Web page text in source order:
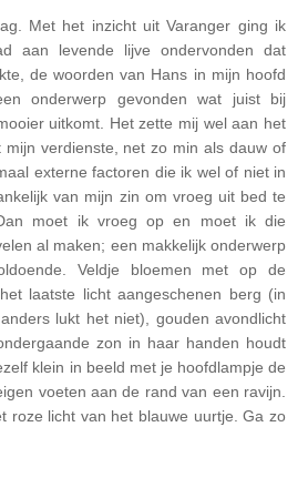
Met het inzicht uit Varanger ging ik
aan levende lijve ondervonden dat
de woorden van Hans in mijn hoofd
onderwerp gevonden wat juist bij
uitkomt. Het zette mij wel aan het
verdienste, net zo min als dauw of
externe factoren die ik wel of niet in
van mijn zin om vroeg uit bed te
moet ik vroeg op en moet ik die
al maken; een makkelijk onderwerp
Veldje bloemen met op de
laatste licht aangeschenen berg (in
lukt het niet), gouden avondlicht
zon in haar handen houdt
klein in beeld met je hoofdlampje de
voeten aan de rand van een ravijn.
roze licht van het blauwe uurtje. Ga zo